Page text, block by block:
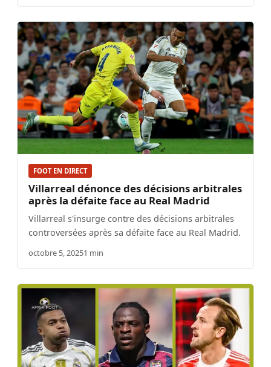
FOOT EN DIRECT
Villarreal dénonce des décisions arbitrales
après la défaite face au Real Madrid
Villarreal s'insurge contre des décisions arbitrales
controversées après sa défaite face au Real Madrid.
octobre 5, 20251 min